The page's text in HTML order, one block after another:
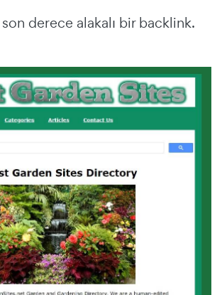
derece alakalı bir backlink.